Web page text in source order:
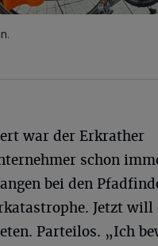
war der Erkrather
schon
bei den
Jetzt
Parteilos. „Ich